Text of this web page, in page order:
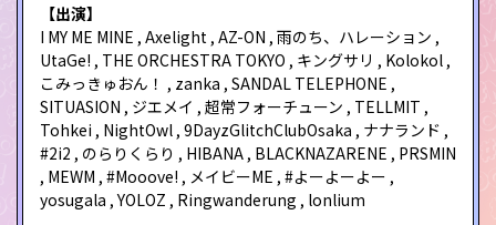
【出演】
I MY ME MINE , Axelight , AZ-ON , 雨のち、ハレーション ,
UtaGe! , THE ORCHESTRA TOKYO , キングサリ , Kolokol ,
こみっきゅおん！ , zanka , SANDAL TELEPHONE ,
SITUASION , ジエメイ , 超常フォーチューン , TELLMIT ,
Tohkei , NightOwl , 9DayzGlitchClubOsaka , ナナランド ,
#2i2 , のらりくらり , HIBANA , BLACKNAZARENE , PRSMIN
, MEWM , #Mooove! , メイビーME , #よーよーよー ,
yosugala , YOLOZ , Ringwanderung , lonlium